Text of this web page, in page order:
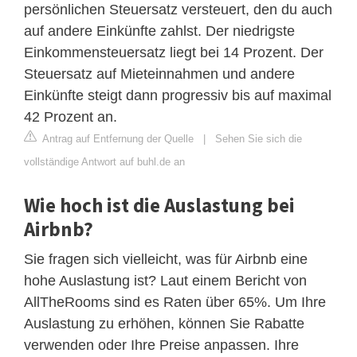
persönlichen Steuersatz versteuert, den du auch
auf andere Einkünfte zahlst. Der niedrigste
Einkommensteuersatz liegt bei 14 Prozent. Der
Steuersatz auf Mieteinnahmen und andere
Einkünfte steigt dann progressiv bis auf maximal
42 Prozent an.
Antrag auf Entfernung der Quelle | Sehen Sie sich die
vollständige Antwort auf buhl.de an
Wie hoch ist die Auslastung bei
Airbnb?
Sie fragen sich vielleicht, was für Airbnb eine
hohe Auslastung ist? Laut einem Bericht von
AllTheRooms sind es Raten über 65%. Um Ihre
Auslastung zu erhöhen, können Sie Rabatte
verwenden oder Ihre Preise anpassen. Ihre